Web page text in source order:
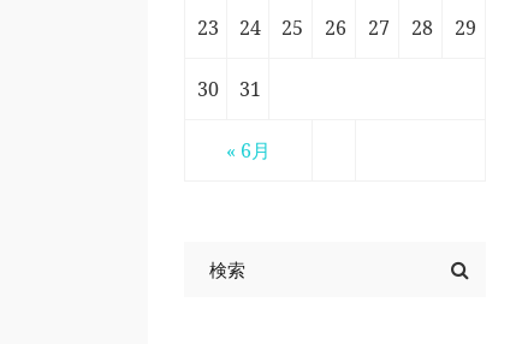
« 6月
23 24 25 26 27 28 29
30 31